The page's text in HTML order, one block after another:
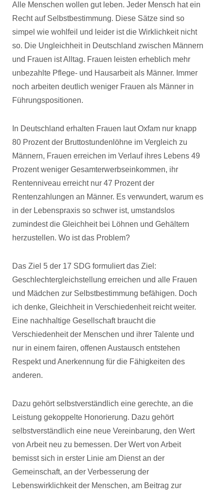
Alle Menschen wollen gut leben. Jeder Mensch hat ein
Recht auf Selbstbestimmung. Diese Sätze sind so
simpel wie wohlfeil und leider ist die Wirklichkeit nicht
so. Die Ungleichheit in Deutschland zwischen Männern
und Frauen ist Alltag. Frauen leisten erheblich mehr
unbezahlte Pflege- und Hausarbeit als Männer. Immer
noch arbeiten deutlich weniger Frauen als Männer in
Führungspositionen.
In Deutschland erhalten Frauen laut Oxfam nur knapp
80 Prozent der Bruttostundenlöhne im Vergleich zu
Männern, Frauen erreichen im Verlauf ihres Lebens 49
Prozent weniger Gesamterwerbseinkommen, ihr
Rentenniveau erreicht nur 47 Prozent der
Rentenzahlungen an Männer. Es verwundert, warum es
in der Lebenspraxis so schwer ist, umstandslos
zumindest die Gleichheit bei Löhnen und Gehältern
herzustellen. Wo ist das Problem?
Das Ziel 5 der 17 SDG formuliert das Ziel:
Geschlechtergleichstellung erreichen und alle Frauen
und Mädchen zur Selbstbestimmung befähigen. Doch
ich denke, Gleichheit in Verschiedenheit reicht weiter.
Eine nachhaltige Gesellschaft braucht die
Verschiedenheit der Menschen und ihrer Talente und
nur in einem fairen, offenen Austausch entstehen
Respekt und Anerkennung für die Fähigkeiten des
anderen.
Dazu gehört selbstverständlich eine gerechte, an die
Leistung gekoppelte Honorierung. Dazu gehört
selbstverständlich eine neue Vereinbarung, den Wert
von Arbeit neu zu bemessen. Der Wert von Arbeit
bemisst sich in erster Linie am Dienst an der
Gemeinschaft, an der Verbesserung der
Lebenswirklichkeit der Menschen, am Beitrag zur